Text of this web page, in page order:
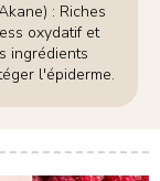
: Riches
oxydatif et
ingrédients
l'épiderme.